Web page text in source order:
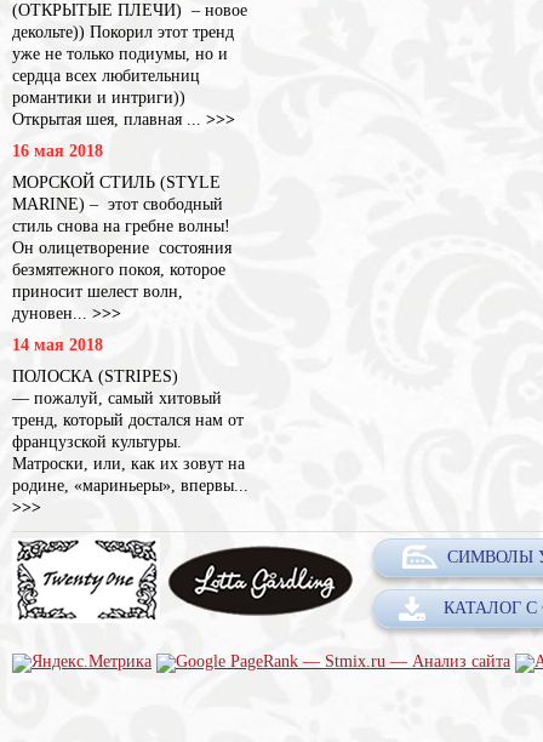
(ОТКРЫТЫЕ ПЛЕЧИ) – новое
декольте)) Покорил этот тренд
уже не только подиумы, но и
сердца всех любительниц
романтики и интриги))
Открытая шея, плавная ... >>>
16 мая 2018
МОРСКОЙ СТИЛЬ (STYLE
MARINE) – этот свободный
стиль снова на гребне волны!
Он олицетворение состояния
безмятежного покоя, которое
приносит шелест волн,
дуновен... >>>
14 мая 2018
ПОЛОСКА (STRIPES)
— пожалуй, самый хитовый
тренд, который достался нам от
французской культуры.
Матроски, или, как их зовут на
родине, «мариньеры», впервы...
>>>
СИМВОЛЫ
КАТАЛОГ